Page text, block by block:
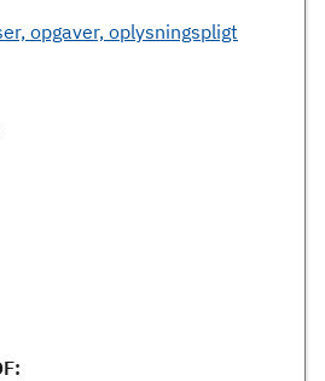
opgaver, oplysningspligt